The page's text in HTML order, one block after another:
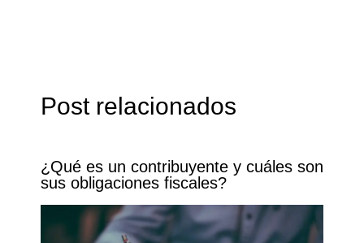
Post relacionados
¿Qué es un contribuyente y cuáles son
sus obligaciones fiscales?